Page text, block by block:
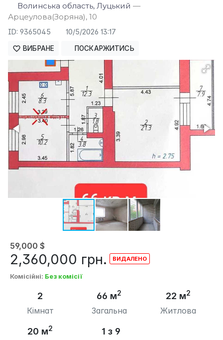
Волинська область, Луцький —
Арцеулова(Зоряна), 10
ID: 9365045 10/5/2026 13:17
ВИБРАНЕ ПОСКАРЖИТИСЬ
59,000 $
2,360,000 грн.
Комісійні: Без комісії
2
Кімнат
66 м2
Загальна
22 м2
Житлова
20 м2 1 з 9